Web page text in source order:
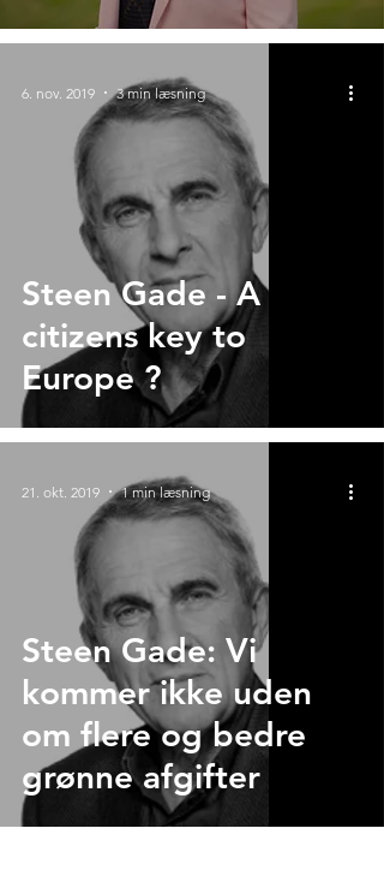
Steen Gade - A
citizens key to
Europe ?
6. nov. 2019 3 min læsning
Steen Gade: Vi
kommer ikke uden
om flere og bedre
grønne afgifter
21. okt. 2019 1 min læsning